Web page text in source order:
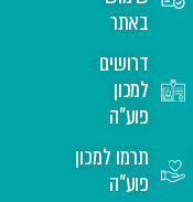
באתר
דרושים
למכון
פוע"ה
תרמו למכון
פוע"ה